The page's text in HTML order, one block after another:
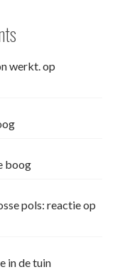
werkt.op
boog
pols: reactie op
in de tuin